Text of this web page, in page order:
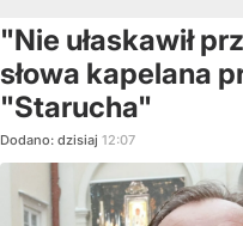
"Nie ułaskawił
słowa kapelana
"Starucha"
Dodano: dzisiaj 12:07